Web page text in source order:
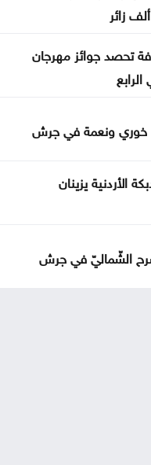
تحصد جوائز مهرجان
خوري ونعمة في جرش
الأردنية يزينان
الشّماليّ في جرش